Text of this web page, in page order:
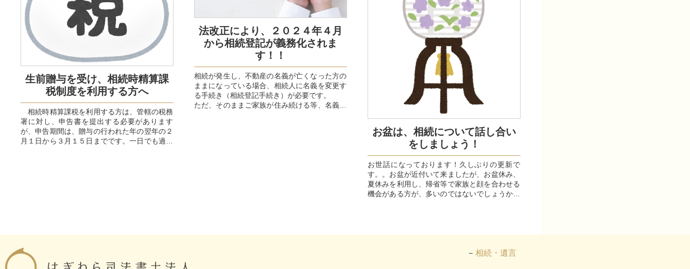
生前贈与を受け、相続時精算課
税制度を利用する方へ
相続時精算課税を利用する方は、管轄の税務
署に対し、申告書を提出する必要があります
が、申告期間は、贈与の行われた年の翌年の２
月１日から３月１５日までです。一日でも過ぎ
法改正により、２０２４年４月
から相続登記が義務化されま
す！！
相続が発生し、不動産の名義が亡くなった方の
ままになっている場合、相続人に名義を変更す
る手続き（相続登記手続き）が必要です。
ただ、そのままご家族が住み続ける等、名義を
お盆は、相続について話し合い
をしましょう！
お世話になっております！久しぶりの更新で
す。。お盆が近付いて来ましたが、お盆休み、
夏休みを利用し、帰省等で家族と顔を合わせる
機会がある方が、多いのではないでしょうか。
相続・遺言